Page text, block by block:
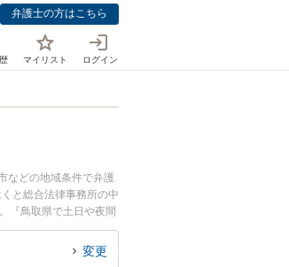
弁護士の方はこちら
マイリスト ログイン
などの地域条件で弁護
と総合法律事務所の中
『鳥取県で土日や夜間
談無料で遅延損害金回
変更